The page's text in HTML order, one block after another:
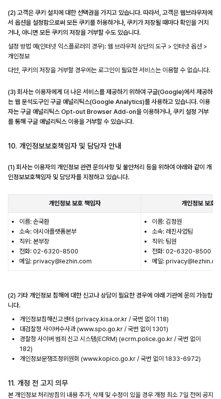
(2) 고객은 쿠키 설치에 대한 선택권을 가지고 있습니다. 따라서, 고객은 웹브라우저에
서 옵션을 설정함으로써 모든 쿠키를 허용하거나, 쿠키가 저장될 때마다 확인을 거치
거나, 아니면 모든 쿠키의 저장을 거부할 수도 있습니다.
설정 방법 예(인터넷 익스플로러의 경우): 웹 브라우저 상단의 도구 > 인터넷 옵션 >
개인정보
다만, 쿠키의 저장을 거부할 경우에는 로그인이 필요한 서비스는 이용할 수 없습니다.
(3) 회사는 이용자에게 더 나은 서비스를 제공하기 위하여 구글(Google)에서 제공하
는 웹 분석도구인 구글 애널리틱스(Google Analytics)를 사용하고 있습니다. 이용
자는 구글 애널리틱스 Opt-out Browser Add-on을 이용하거나, 쿠키 설정 거부
를 통해 구글 애널리틱스 이용을 거부할 수 있습니다.
10. 개인정보보호책임자 및 담당자 안내
(1) 회사는 이용자의 개인정보 관련 문의사항 및 불만처리 등을 위하여 아래와 같이 개
인정보보호책임자 및 담당자를 지정하고 있습니다.
개인정보 보호 책임자 개인정보 보호
이름: 손국환
소속: 아시아플랫폼본부
직위: 본부장
전화: 02-6320-8500
메일: privacy@lezhin.com
이름: 김정원
소속: 레진사업팀
직위: 팀원
전화: 02-6320-8500
메일:
(2) 기타 개인정보 침해에 대한 신고나 상담이 필요한 경우에 아래 기관에 문의 가능합
니다.
개인정보침해신고센터 (privacy.kisa.or.kr / 국번 없이 118)
대검찰청 사이버수사과 (www.spo.go.kr / 국번 없이 1301)
경찰청 사이버 범죄 신고 시스템(ECRM) (ecrm.police.go.kr / 국번 없이
182)
개인정보분쟁조정위원회 (www.kopico.go.kr / 국번 없이 1833-6972)
11. 개정 전 고지 의무
본 개인정보 처리방침의 내용 추가, 삭제 및 수정이 있을 경우 개정 최소 7일 전에 공지